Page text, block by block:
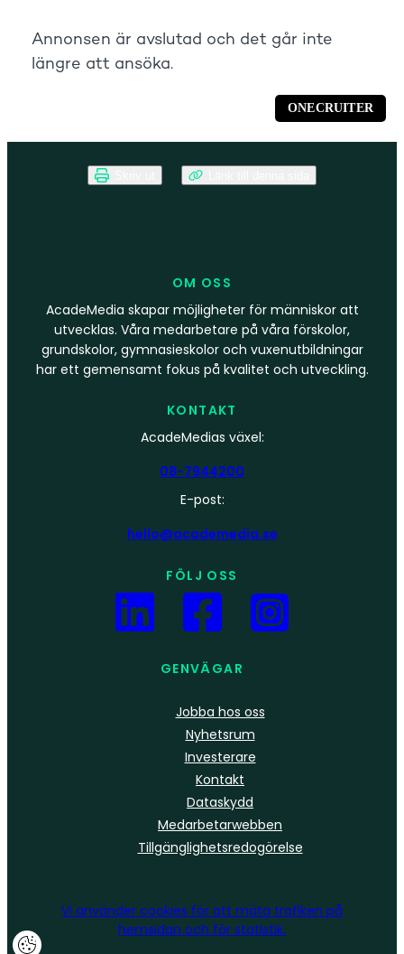
OM OSS
AcadeMedia skapar möjligheter för människor att
utvecklas. Våra medarbetare på våra förskolor,
grundskolor, gymnasieskolor och vuxenutbildningar
har ett gemensamt fokus på kvalitet och utveckling.
KONTAKT
AcadeMedias växel:
08-7944200
E-post:
hello@academedia.se
FÖLJ OSS
GENVÄGAR
Jobba hos oss
Nyhetsrum
Investerare
Kontakt
Dataskydd
Medarbetarwebben
Tillgänglighetsredogörelse
Vi använder cookies för att mäta trafiken på
hemsidan och för statistik.